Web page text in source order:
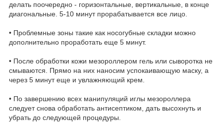
делать поочередно - горизонтальные, вертикальные, в конце
диагональные. 5-10 минут прорабатывается все лицо.
• Проблемные зоны такие как носогубные складки можно
дополнительно проработать еще 5 минут.
• После обработки кожи мезороллером гель или сыворотка не
смываются. Прямо на них наносим успокаивающую маску, а
через 5 минут еще и увлажняющий крем.
• По завершению всех манипуляций иглы мезороллера
следует снова обработать антисептиком, дать высохнуть и
убрать до следующей процедуры.